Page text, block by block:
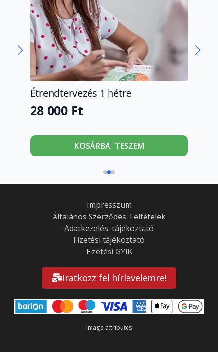
Étrendtervezés 1 hétre
28 000 Ft
KOSÁRBA TESZEM
Impresszum
Általános Szerződési Feltételek
Adatkezelési tájékoztató
Fizetési tájékoztató
Fizetési GYIK
Iratkozz fel hírlevelemre!
Image attributes